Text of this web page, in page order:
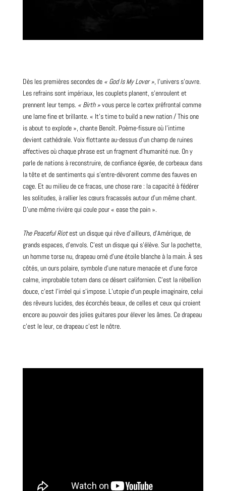
Dès les premières secondes de « God Is My Lover », l’univers s’ouvre.
Les refrains sont impériaux, les couplets planent, s’enroulent et
prennent leur temps. « Birth »vous perce le cortex préfrontal comme
une lame fine et brillante. « It’s time to build a new nation / This one
is about to explode », chante Benoît. Poème-fissure où l’intime
devient cathédrale. Voix flottante au-dessus d’un champ de ruines
affectives où chaque phrase est un fragment d’humanité nue. On y
parle de nations à reconstruire, de confiance égarée, de corbeaux dans
la tête et de sentiments qui s’entre-dévorent comme des fauves en
cage. Et au milieu de ce fracas, une chose rare : la capacité à fédérer
les solitudes, à rallier les cœurs fracassés autour d’un même chant.
D’une même rivière qui coule pour « ease the pain ».
The Peaceful Riotest un disque qui rêve d’ailleurs, d’Amérique, de
grands espaces, d’envols. C’est un disque qui s’élève. Sur lapochette,
un homme torsenu, drapeau orné d’une étoile blanche à la main. À ses
côtés, un ours polaire, symbole d’une nature menacée et d’une force
calme, improbable totem dans ce désert californien. C’est la rébellion
douce, c’est l’irréel qui s’impose. L’utopie d’un peuple imaginaire, celui
des rêveurs lucides, des écorchés beaux, de celles et ceux qui croient
encore au pouvoir des jolies guitares pour élever les âmes. Ce drapeau
c’est le leur, ce drapeau c’est le nôtre.